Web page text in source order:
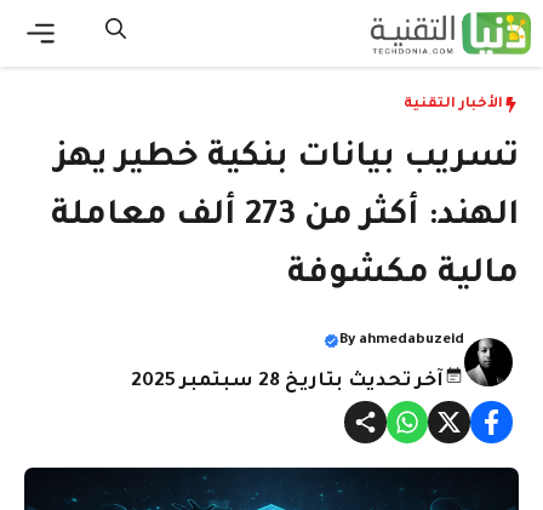
انتقل
إلى
الأخبار التقنية
تسريب بيانات بنكية خطير يهز
الهند: أكثر من 273 ألف معاملة
مالية مكشوفة
By ahmedabuzeid
آخر تحديث بتاريخ 28 سبتمبر 2025